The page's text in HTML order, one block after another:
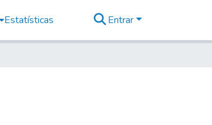
Estatísticas Entrar